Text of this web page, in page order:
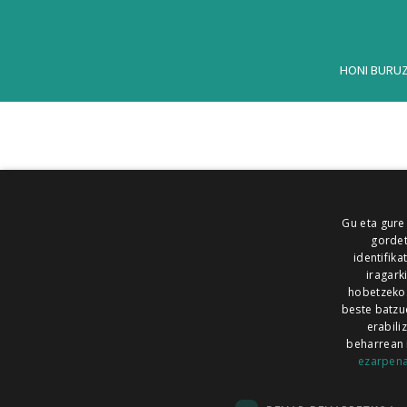
HONI BURUZ
ALEA
Gu eta
hobetzeko.
beste